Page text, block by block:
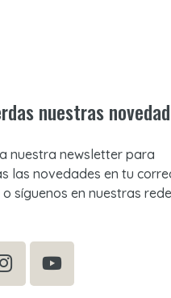
nuestras
nuestra newsletter para
las novedades en tu
síguenos en nuestras